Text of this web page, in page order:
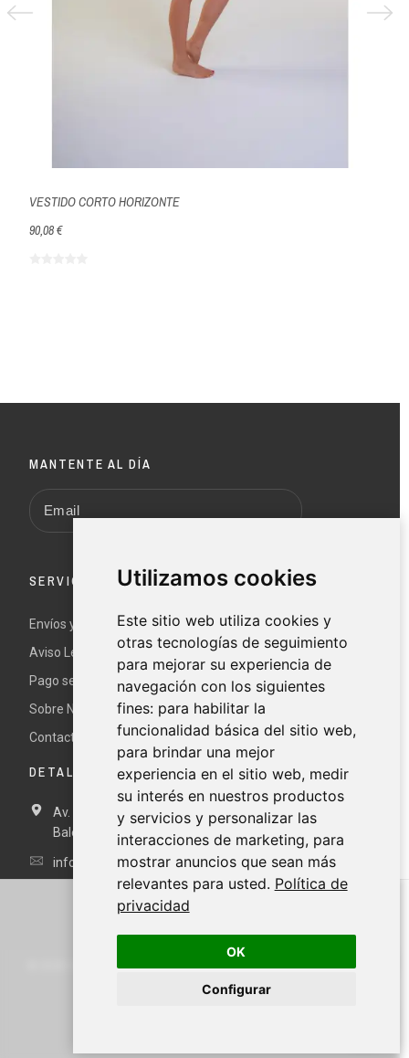
Utilizamos cookies
Este sitio web utiliza cookies y
otras tecnologías de seguimiento
para mejorar su experiencia de
navegación con los siguientes
fines: para habilitar la
funcionalidad básica del sitio web,
para brindar una mejor
experiencia en el sitio web, medir
su interés en nuestros productos
y servicios y personalizar las
interacciones de marketing, para
mostrar anuncios que sean más
relevantes para usted. Política de
privacidad
OK
Configurar
VESTIDO CORTO HORIZONTE
90,08 €
MANTENTE AL DÍA
SERVICIO AL CLIENTE
Envíos y devoluciones
Aviso Legal y términos y condiciones
Pago seguro
Sobre Nur
Contacte con nosotros
DETALLES DE CONTACTO
Av. Miramar, 3, 07871 Es Pujols, Formentera, Illes
Balears, España
info@nurformentera.com
NURFORMENTERA.COM